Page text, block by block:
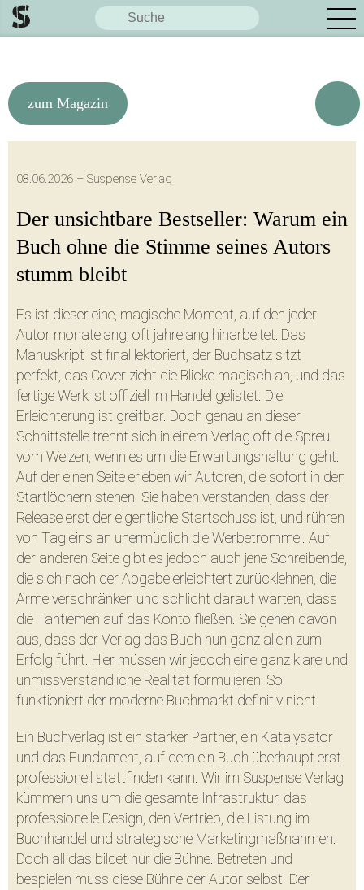
zum Magazin
WhatsApp Instagram
Pinterest E-Mail
08.06.2026 – Suspense Verlag
Der unsichtbare Bestseller: Warum ein
Buch ohne die Stimme seines Autors
stumm bleibt
Es ist dieser eine, magische Moment, auf den jeder
Autor monatelang, oft jahrelang hinarbeitet: Das
Manuskript ist final lektoriert, der Buchsatz sitzt
perfekt, das Cover zieht die Blicke magisch an, und das
fertige Werk ist offiziell im Handel gelistet. Die
Erleichterung ist greifbar. Doch genau an dieser
Schnittstelle trennt sich in einem Verlag oft die Spreu
vom Weizen, wenn es um die Erwartungshaltung geht.
Auf der einen Seite erleben wir Autoren, die sofort in den
Startlöchern stehen. Sie haben verstanden, dass der
Release erst der eigentliche Startschuss ist, und rühren
von Tag eins an unermüdlich die Werbetrommel. Auf
der anderen Seite gibt es jedoch auch jene Schreibende,
die sich nach der Abgabe erleichtert zurücklehnen, die
Arme verschränken und schlicht darauf warten, dass
die Tantiemen auf das Konto fließen. Sie gehen davon
aus, dass der Verlag das Buch nun ganz allein zum
Erfolg führt. Hier müssen wir jedoch eine ganz klare und
unmissverständliche Realität formulieren: So
funktioniert der moderne Buchmarkt definitiv nicht.
Ein Buchverlag ist ein starker Partner, ein Katalysator
und das Fundament, auf dem ein Buch überhaupt erst
professionell stattfinden kann. Wir im Suspense Verlag
kümmern uns um die gesamte Infrastruktur, das
professionelle Design, den Vertrieb, die Listung im
Buchhandel und strategische Marketingmaßnahmen.
Doch all das bildet nur die Bühne. Betreten und
bespielen muss diese Bühne der Autor selbst. Der